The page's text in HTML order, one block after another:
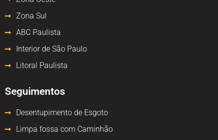
Zona Sul
ABC Paulista
Interior de São Paulo
Litoral Paulista
Seguimentos
Desentupimento de Esgoto
Limpa fossa com Caminhão